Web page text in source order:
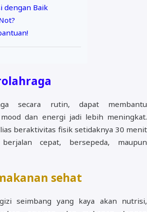
dengan Baik
secara rutin, dapat membantu
dan energi jadi lebih meningkat.
beraktivitas fisik setidaknya 30 menit
cepat, bersepeda, maupun
sehat
seimbang yang kaya akan nutrisi,